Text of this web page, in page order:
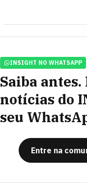
INSIGHT NO WHATSAPP
Saiba antes.
notícias do
seu
Entre na